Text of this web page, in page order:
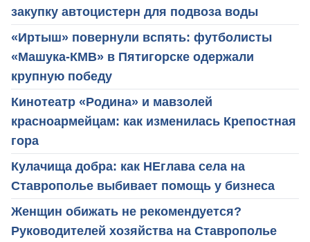
закупку автоцистерн для подвоза воды
«Иртыш» повернули вспять: футболисты
«Машука-КМВ» в Пятигорске одержали
крупную победу
Кинотеатр «Родина» и мавзолей
красноармейцам: как изменилась Крепостная
гора
Кулачища добра: как НЕглава села на
Ставрополье выбивает помощь у бизнеса
Женщин обижать не рекомендуется?
Руководителей хозяйства на Ставрополье